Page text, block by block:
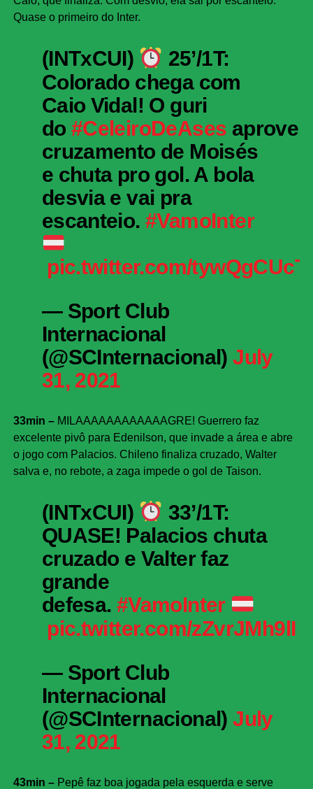
Quase o primeiro do Inter.
(INTxCUI)
25’/1T:
Colorado chega com
Caio Vidal! O guri
do #CeleiroDeAses
cruzamento de Moisés
e chuta pro gol. A bola
desvia e vai pra
escanteio.#VamoInter
pic.twitter.com/
— Sport Club
Internacional
(@SCInternacional)July
31, 2021
33min – MILAAAAAAAAAAAAGRE! Guerrero faz
excelente pivô para Edenilson, que invade a área e abre
o jogo com Palacios. Chileno finaliza cruzado, Walter
salva e, no rebote, a zaga impede o gol de Taison.
(INTxCUI)
33’/1T:
QUASE! Palacios chuta
cruzado e Valter faz
grande
defesa. #VamoInter
pic.twitter.com/zZvrJMh9lI
— Sport Club
Internacional
(@SCInternacional)July
31, 2021
43min – Pepê faz boa jogada pela esquerda e serve